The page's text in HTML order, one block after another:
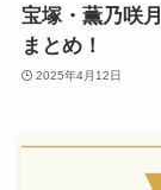
宝塚・薫乃咲
まとめ！
2025年4月12日